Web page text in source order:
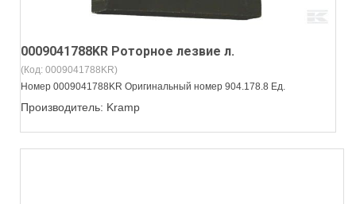
0009041788KR Роторное лезвие л.
(Код: 0009041788KR)
Номер 0009041788KR Оригинальный номер 904.178.8 Ед.
Производитель: Kramp